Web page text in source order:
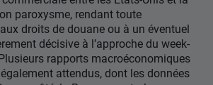
paroxysme, rendant toute
droits de douane ou à un éventuel
décisive à l’approche du week-
rapports macroéconomiques
attendus, dont les données